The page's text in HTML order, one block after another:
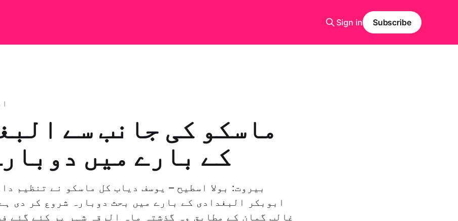
Sign in Subscribe
ماسکو کی جانب سے
کے بارے میں
ابوبکر البغدادی کے بارے میں بحث دوبارہ شروع کر دی
غالب گمان کے مطابق وہ گذشتہ ماہ الرقہ شہر پر کئے گئے